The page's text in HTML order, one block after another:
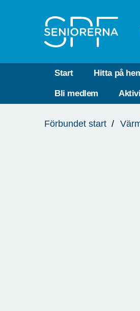
Start Hitta på
Bli medlem
är
Förbundet start